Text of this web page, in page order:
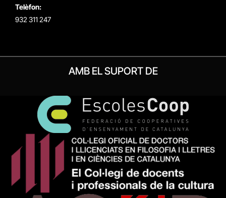
Telèfon:
932 311 247
AMB EL SUPORT DE